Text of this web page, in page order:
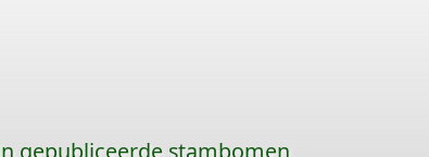
gepubliceerde stambomen